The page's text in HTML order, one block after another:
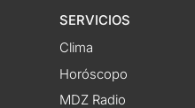
SERVICIOS
Clima
Horóscopo
MDZ Radio